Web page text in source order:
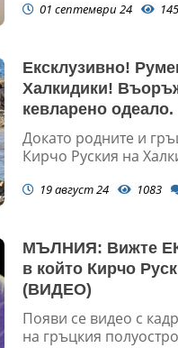
01 септември 24
Ексклузивно!
Халкидики!
кевларено
да прехвръкне
Докато родните и
Кирчо Руския на
19 август 24 1083
МЪЛНИЯ: Вижте
в който Кирчо
(ВИДЕО)
Появи се видео с
на гръцкия